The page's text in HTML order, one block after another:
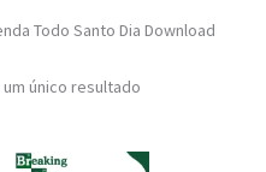
Todo Santo Dia Download
um único resultado